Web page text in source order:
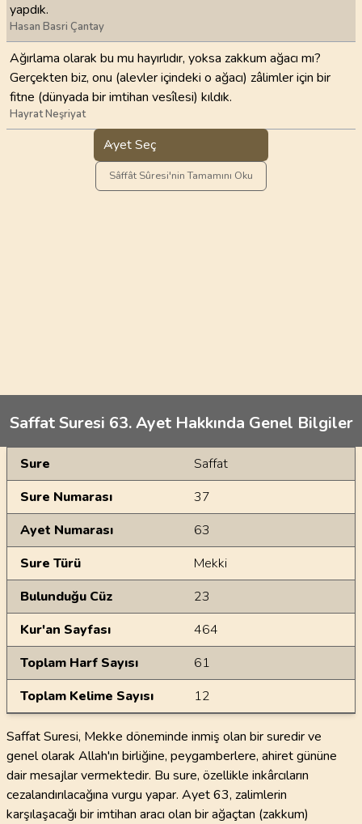
yapdık.
Hasan Basri Çantay
Ağırlama olarak bu mu hayırlıdır, yoksa zakkum ağacı mı?
Gerçekten biz, onu (alevler içindeki o ağacı) zâlimler için bir
fitne (dünyada bir imtihan vesîlesi) kıldık.
Hayrat Neşriyat
Ayet Seç
Sâffât Sûresi'nin Tamamını Oku
Saffat Suresi 63. Ayet Hakkında Genel Bilgiler
Genel Bilgiler
Sure
Saffat
Sure Numarası
37
Ayet Numarası
63
Sure Türü
Mekki
Bulunduğu Cüz
23
Kur'an Sayfası
464
Toplam Harf Sayısı
61
Toplam Kelime Sayısı
12
Saffat Suresi, Mekke döneminde inmiş olan bir suredir ve
genel olarak Allah'ın birliğine, peygamberlere, ahiret gününe
dair mesajlar vermektedir. Bu sure, özellikle inkârcıların
cezalandırılacağına vurgu yapar. Ayet 63, zalimlerin
karşılaşacağı bir imtihan aracı olan bir ağaçtan (zakkum)